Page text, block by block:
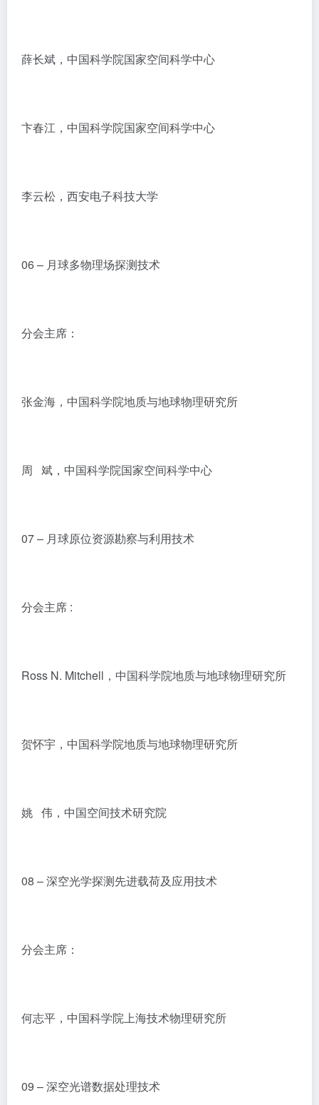
薛长斌，中国科学院国家空间科学中心
卞春江，中国科学院国家空间科学中心
李云松，西安电子科技大学
06 – 月球多物理场探测技术
分会主席：
张金海，中国科学院地质与地球物理研究所
周 斌，中国科学院国家空间科学中心
07 – 月球原位资源勘察与利用技术
分会主席 :
Ross N. Mitchell，中国科学院地质与地球物理研究所
贺怀宇，中国科学院地质与地球物理研究所
姚 伟，中国空间技术研究院
08 – 深空光学探测先进载荷及应用技术
分会主席：
何志平，中国科学院上海技术物理研究所
09 – 深空光谱数据处理技术